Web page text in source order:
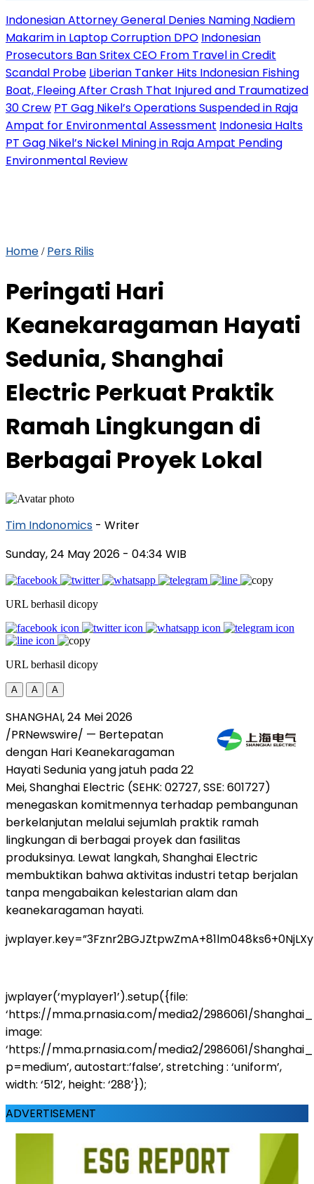
Indonesian Attorney General Denies Naming Nadiem
Makarim in Laptop Corruption DPO Indonesian
Prosecutors Ban Sritex CEO From Travel in Credit
Scandal Probe Liberian Tanker Hits Indonesian Fishing
Boat, Fleeing After Crash That Injured and Traumatized
30 Crew PT Gag Nikel’s Operations Suspended in Raja
Ampat for Environmental Assessment Indonesia Halts
PT Gag Nikel’s Nickel Mining in Raja Ampat Pending
Environmental Review
Home / Pers Rilis
Peringati Hari
Keanekaragaman Hayati
Sedunia, Shanghai
Electric Perkuat Praktik
Ramah Lingkungan di
Berbagai Proyek Lokal
Tim Indonomics - Writer
Sunday, 24 May 2026 - 04:34 WIB
URL berhasil dicopy
URL berhasil dicopy
A A A
SHANGHAI, 24 Mei 2026
/PRNewswire/ — Bertepatan
dengan Hari Keanekaragaman
Hayati Sedunia yang jatuh pada 22
Mei, Shanghai Electric (SEHK: 02727, SSE: 601727)
menegaskan komitmennya terhadap pembangunan
berkelanjutan melalui sejumlah praktik ramah
lingkungan di berbagai proyek dan fasilitas
produksinya. Lewat langkah, Shanghai Electric
membuktikan bahwa aktivitas industri tetap berjalan
tanpa mengabaikan kelestarian alam dan
keanekaragaman hayati.
jwplayer(‘myplayer1’).setup({file:
‘https://mma.prnasia.com/media2/2986061/
image:
‘https://mma.prnasia.com/media2/2986061/
p=medium’, autostart:’false’, stretching : ‘uniform’,
width: ‘512’, height: ‘288’});
ADVERTISEMENT